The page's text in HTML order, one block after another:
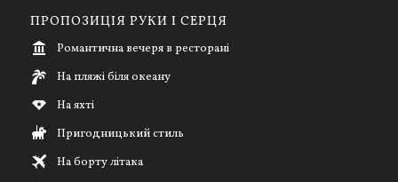
ПРОПОЗИЦІЯ РУКИ І СЕРЦЯ
Романтична вечеря в ресторані
На пляжі біля океану
На яхті
Пригодницький стиль
На борту літака